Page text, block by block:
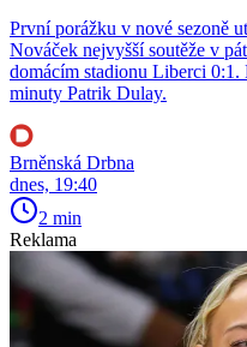
První porážku v nové sezoně
Nováček nejvyšší soutěže v
domácím stadionu Liberci
minuty Patrik Dulay.
Brněnská Drbna
dnes, 19:40
2 min
Reklama